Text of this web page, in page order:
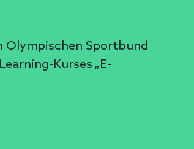
Olympischen Sportbund
Kurses „E-